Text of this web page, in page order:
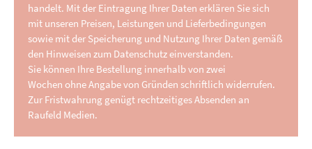
handelt. Mit der Eintragung Ihrer Daten erklären Sie sich
mit unseren Preisen, Leistungen und Lieferbedingungen
sowie mit der Speicherung und Nutzung Ihrer Daten gemäß
den Hinweisen zum Datenschutz einverstanden.
Sie können Ihre Bestellung innerhalb von zwei
Wochen ohne Angabe von Gründen schriftlich widerrufen.
Zur Fristwahrung genügt rechtzeitiges Absenden an
Raufeld Medien.